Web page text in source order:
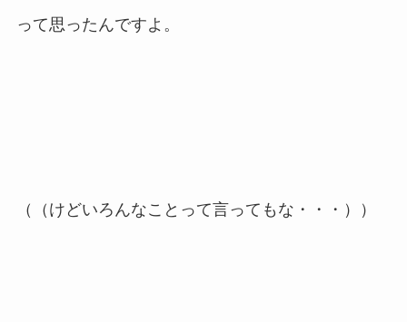
って思ったんですよ。
（（けどいろんなことって言ってもな・・・））